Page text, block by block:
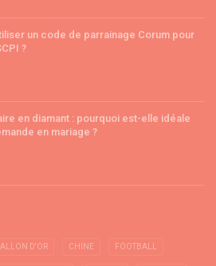
un code de parrainage Corum pour
?
en diamant : pourquoi est-elle idéale
en mariage ?
D'OR CHINE FOOTBALL